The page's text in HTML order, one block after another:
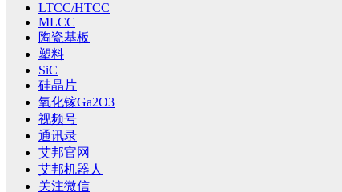
LTCC/HTCC
MLCC
陶瓷基板
塑料
SiC
硅晶片
氧化镓Ga2O3
视频号
通讯录
艾邦官网
艾邦机器人
关注微信